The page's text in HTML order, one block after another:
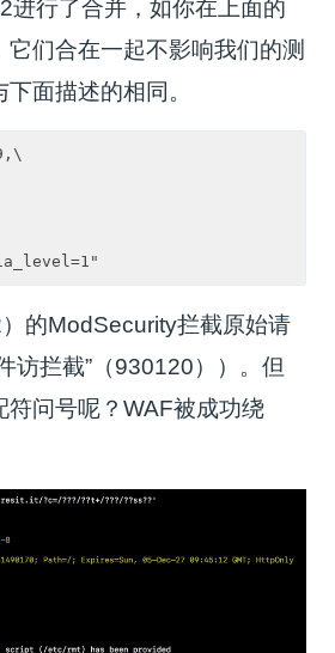
进行了合并，如你在上面的
们合在一起不影响我们的测
面描述的相同。
的ModSecurity拦截原始请
访拦截”（930120））。但
符问号呢？WAF被成功绕